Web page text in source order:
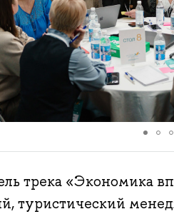
трека «Экономика
туристический